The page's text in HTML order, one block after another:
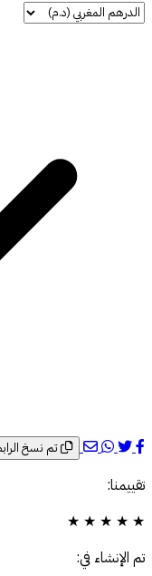
تم نسخ
تقييمنا:
★
★
★
★
★
تم الإنشاء في: